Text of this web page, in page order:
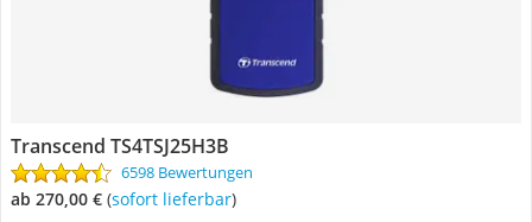
Transcend TS4TSJ25H3B
6598 Bewertungen
ab 270,00 € ( Sofort lieferbar)